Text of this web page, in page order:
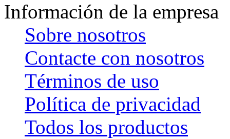
Información de la empresa
Sobre nosotros
Contacte con nosotros
Términos de uso
Política de privacidad
Todos los productos